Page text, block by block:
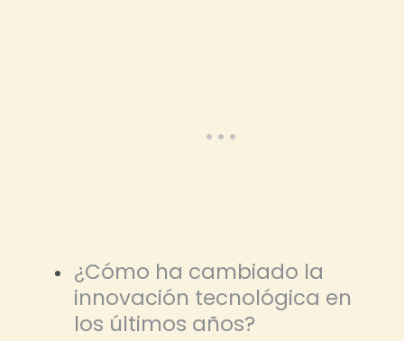
¿Cómo ha cambiado la
innovación tecnológica en
los últimos años?